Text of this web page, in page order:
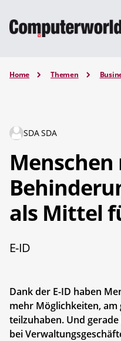
Home Themen
SDA SDA
als Mittel
E-ID
Dank der E-ID haben
mehr Möglichkeiten, am
teilzuhaben. Und
bei